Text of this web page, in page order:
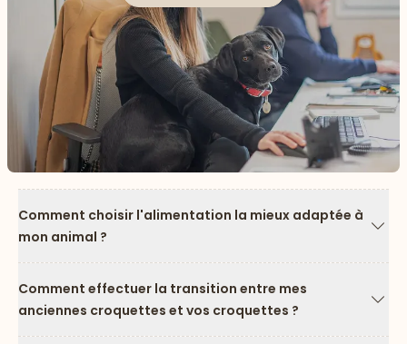
Comment choisir l'alimentation la mieux adaptée à
mon animal ?
Comment effectuer la transition entre mes
anciennes croquettes et vos croquettes ?